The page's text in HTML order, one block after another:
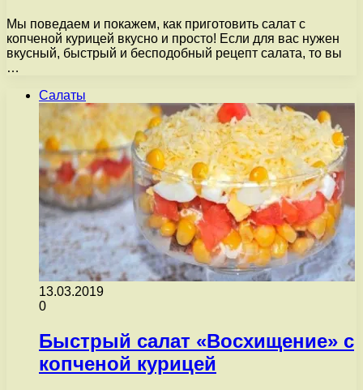
Мы поведаем и покажем, как приготовить салат с
копченой курицей вкусно и просто! Если для вас нужен
вкусный, быстрый и бесподобный рецепт салата, то вы
…
Салаты
13.03.2019
0
Быстрый салат «Восхищение» с
копченой курицей